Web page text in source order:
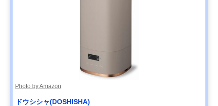
Photo by Amazon
ドウシシャ(DOSHISHA)